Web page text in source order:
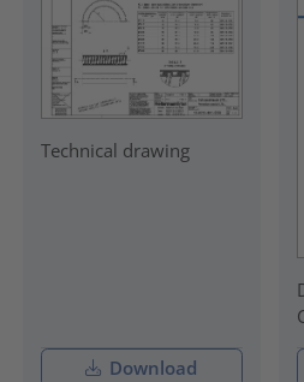
Technical drawing
Download